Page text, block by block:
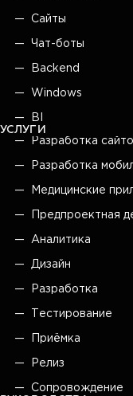
Сайты
Чат-боты
Backend
Windows
BI
УСЛУГИ
Разработка
Разработка
Медицинские
Предпроектная
Аналитика
Дизайн
Разработка
Тестирование
Приёмка
Релиз
Сопровождение